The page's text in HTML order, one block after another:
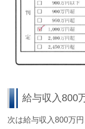
給与収入800
次は給与収入800万